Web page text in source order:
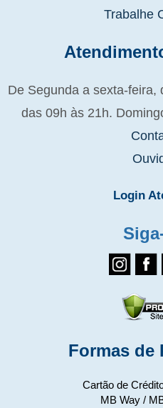
Trabalhe
De Segunda a sexta-feira,
das 09h às 21h.
Login
Formas de
Cartão de
MB Way /